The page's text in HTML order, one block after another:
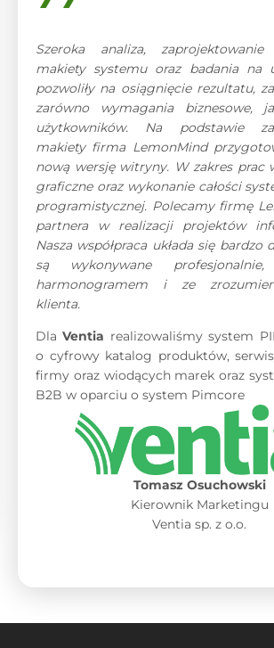
Szeroka analiza, zaprojektowanie
makiety systemu oraz badania na
pozwoliły na osiągnięcie rezultatu,
zarówno wymagania biznesowe,
użytkowników. Na podstawie
makiety firma LemonMind
nową wersję witryny. W zakres prac
graficzne oraz wykonanie całości
programistycznej. Polecamy firmę
partnera w realizacji projektów
Nasza współpraca układa się bardzo
są wykonywane
harmonogramem i ze
klienta.
DlaVentia realizowaliśmy system
o cyfrowy katalog produktów,
firmy oraz wiodących marek oraz
B2B w oparciu o system Pimcore
Tomasz Osuchowski
Kierownik Marketingu
Ventia sp. z o.o.